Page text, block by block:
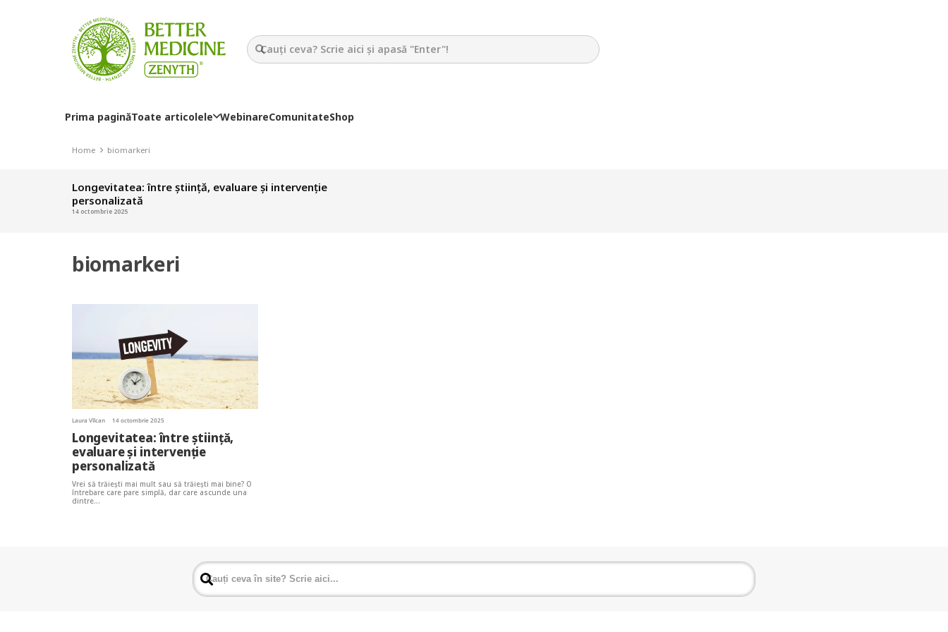
Prima paginăToate articolele WebinareComunitateShop
Home biomarkeri
Longevitatea: între știință, evaluare și intervenție
personalizată
14 octombrie 2025
biomarkeri
Laura Vîlcan 14 octombrie 2025
Longevitatea: între știință,
evaluare și intervenție
personalizată
Vrei să trăiești mai mult sau să trăiești mai bine? O
întrebare care pare simplă, dar care ascunde una
dintre…